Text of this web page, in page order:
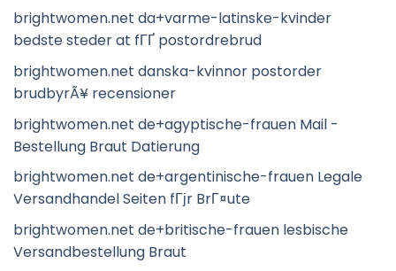
brightwomen.net da+varme-latinske-kvinder
bedste steder at fГҐ postordrebrud
brightwomen.net danska-kvinnor postorder
brudbyrÃ¥ recensioner
brightwomen.net de+agyptische-frauen Mail -
Bestellung Braut Datierung
brightwomen.net de+argentinische-frauen Legale
Versandhandel Seiten fГјr BrГ¤ute
brightwomen.net de+britische-frauen lesbische
Versandbestellung Braut